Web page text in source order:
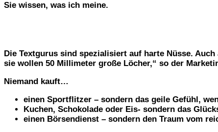
Sie wissen, was ich meine.
Die Textgurus sind spezialisiert auf harte Nüsse.
sie wollen 50 Millimeter große Löcher,“ so der
Niemand kauft…
einen Sportflitzer – sondern das geile Gefühl,
Kuchen, Schokolade oder Eis- sondern das
einen Börsendienst – sondern den Traum vom